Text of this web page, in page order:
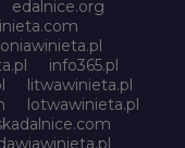
edalnice.org
info365.pl
litwawinieta.pl
lotwawinieta.pl